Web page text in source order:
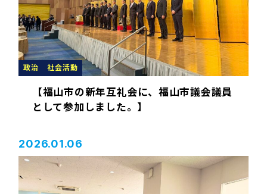
政治 社会活動
【福山市の新年互礼会に、福山市議会議員
として参加しました。】
2026.01.06